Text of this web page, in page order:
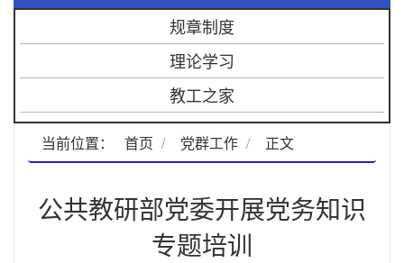
规章制度
理论学习
教工之家
当前位置： 首页 党群工作 正文
公共教研部党委开展党务知识
专题培训